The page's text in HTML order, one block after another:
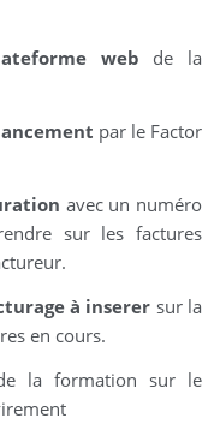
web de la
par le Factor
avec un numéro
sur les factures
à inserer sur la
en cours.
la formation sur le